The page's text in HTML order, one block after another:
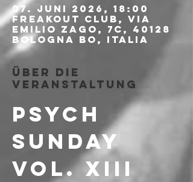
07. Juni 2026, 18:00
Freakout Club, Via
Emilio Zago, 7c, 40128
Bologna BO, Italia
Über die
Veranstaltung
PSYCH
SUNDAY
VOL. XIII